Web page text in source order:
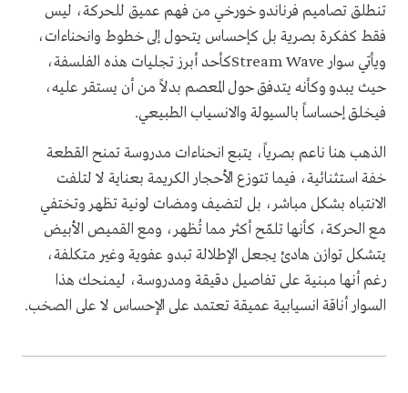
تنطلق تصاميم فرناندو خورخي من فهم عميق للحركة، ليس
فقط كفكرة بصرية بل كإحساس يتحول إلى خطوط وانحناءات،
ويأتي سوار Stream Waveكأحد أبرز تجليات هذه الفلسفة،
حيث يبدو وكأنه يتدفق حول المعصم بدلاً من أن يستقر عليه،
فيخلق إحساساً بالسيولة والانسياب الطبيعي.
الذهب هنا ناعم بصرياً، يتبع انحناءات مدروسة تمنح القطعة
خفة استثنائية، فيما تتوزع الأحجار الكريمة بعناية لا لتلفت
الانتباه بشكل مباشر، بل لتضيف ومضات لونية تظهر وتختفي
مع الحركة، كأنها تلمّح أكثر مما تُظهر، ومع القميص الأبيض
يتشكل توازن هادئ يجعل الإطلالة تبدو عفوية وغير متكلفة،
رغم أنها مبنية على تفاصيل دقيقة ومدروسة، ليمنحك هذا
السوار أناقة انسيابية عميقة تعتمد على الإحساس لا على الصخب.